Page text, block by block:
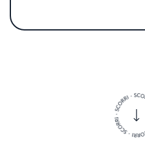
La sua cucina si
mestiere, Romano
un’Italia che evolve
radici.